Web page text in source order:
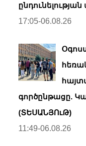
17:05-06.08.26
գործընթացը.
(ՏԵՍԱՆՅՈւԹ)
11:49-06.08.26